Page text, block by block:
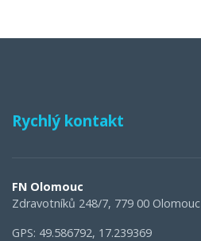
Rychlý kontakt
FN Olomouc
Zdravotníků 248/7, 779 00 Olomouc
GPS: 49.586792, 17.239369